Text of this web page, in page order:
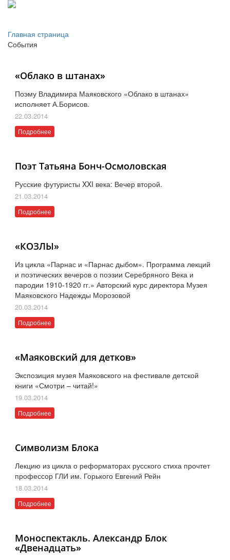
Главная страница
События
«Облако в штанах»
Поэму Владимира Маяковского «Облако в штанах»
исполняет А.Борисов.
22.03.2014
Подробнее
Поэт Татьяна Бонч-Осмоловская
Русские футуристы XXI века: Вечер второй.
21.03.2014
Подробнее
«КОЗЛЫ»
Из цикла «Парнас и «Парнас дыбом». Программа лекций
и поэтических вечеров о поэзии Серебряного Века и
пародии 1910-1920 гг.» Авторский курс директора Музея
Маяковского Надежды Морозовой
20.03.2014
Подробнее
«Маяковский для детков»
Экспозиция музея Маяковского на фестивале детской
книги «Смотри – читай!»
19.03.2014
Подробнее
Символизм Блока
Лекцию из цикла о реформаторах русского стиха прочтет
профессор ГЛИ им. Горького Евгений Рейн
18.03.2014
Подробнее
Моноспектакль. Александр Блок
«Двенадцать»